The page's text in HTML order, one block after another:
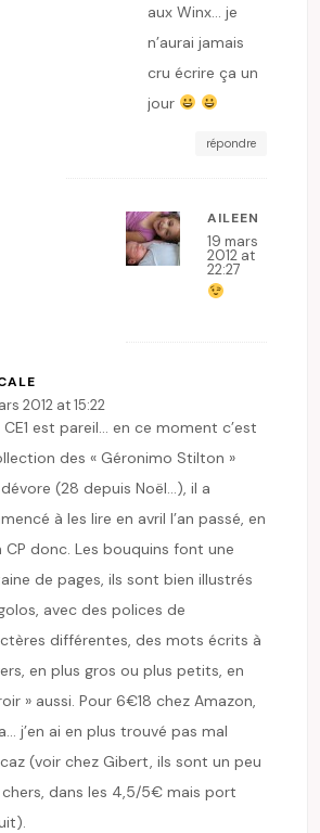
aux Winx… je
n’aurai jamais
cru écrire ça un
jour
répondre
AILEEN
19 mars
2012 at
22:27
2012 at 15:22
est pareil… en ce moment c’est
des « Géronimo Stilton »
dévore (28 depuis Noël…), il a
à les lire en avril l’an passé, en
CP donc. Les bouquins font une
de pages, ils sont bien illustrés
avec des polices de
différentes, des mots écrits à
en plus gros ou plus petits, en
» aussi. Pour 6€18 chez Amazon,
j’en ai en plus trouvé pas mal
(voir chez Gibert, ils sont un peu
dans les 4,5/5€ mais port